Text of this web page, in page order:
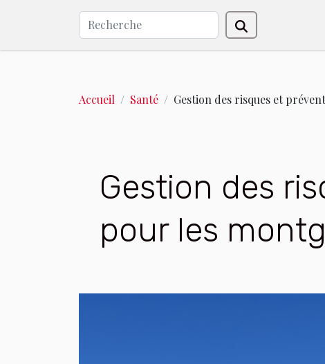
Accueil Santé Gestion des risques et
Gestion des
pour les